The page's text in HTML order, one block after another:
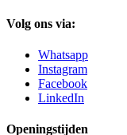
Volg ons via:
Whatsapp
Instagram
Facebook
LinkedIn
Openingstijden